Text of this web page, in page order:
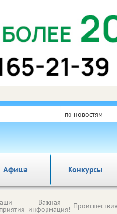
по новостям
Афиша Конкурсы
Важная
информация! Происшествия